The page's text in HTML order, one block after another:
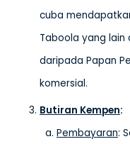
cuba
Taboola yang
daripada Papan
komersial.
Butiran Kempen:
Pembayaran: